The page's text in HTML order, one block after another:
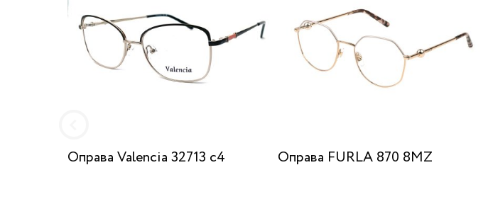
Оправа Valencia 32713 c4 Оправа FURLA 870 8MZ